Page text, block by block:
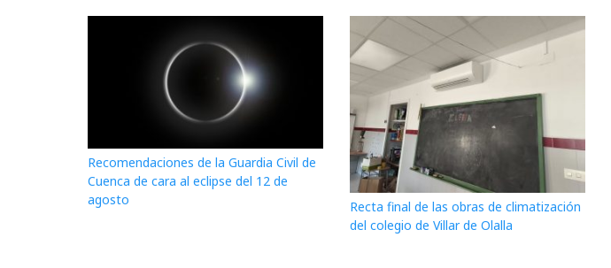
Recomendaciones de la Guardia Civil de
Cuenca de cara al eclipse del 12 de
agosto
Recta final de las obras de climatización
del colegio de Villar de Olalla